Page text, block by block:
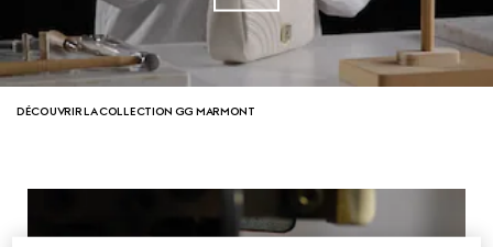
DÉCOUVRIR LA COLLECTION GG MARMONT